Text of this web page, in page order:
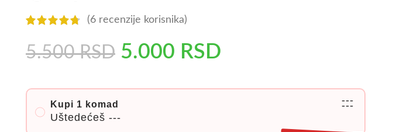
(6 recenzije korisnika)
5.500RSD 5.000 RSD
Kupi 1 komad
Uštedećeš ---
---
---